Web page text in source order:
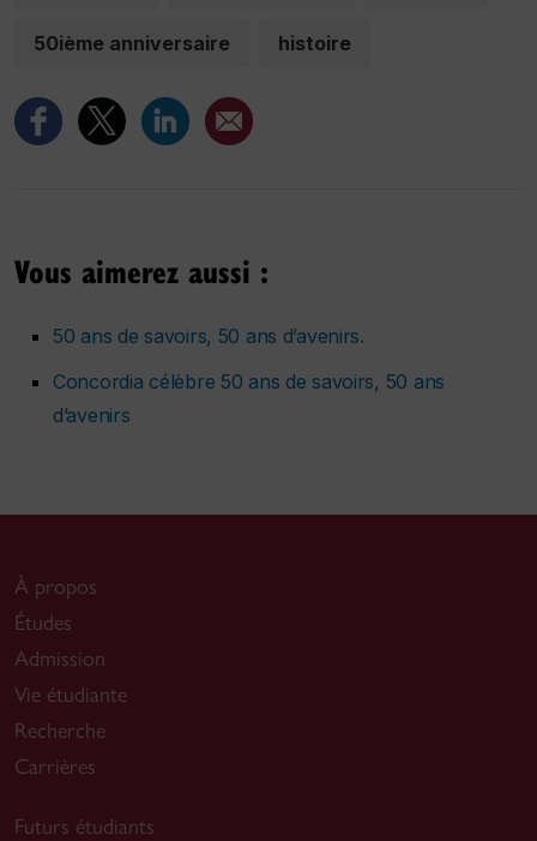
50ième anniversaire histoire
Vous aimerez aussi :
50 ans de savoirs, 50 ans d’avenirs.
Concordia célèbre 50 ans de savoirs, 50 ans
d’avenirs
À propos
Études
Admission
Vie étudiante
Recherche
Carrières
Futurs étudiants